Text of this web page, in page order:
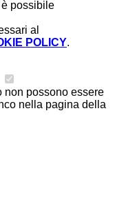
possibile
al
POLICY.
non possono essere
nella pagina della